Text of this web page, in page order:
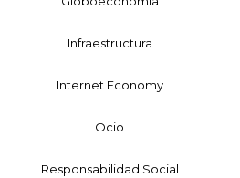
Infraestructura
Internet Economy
Ocio
Responsabilidad Social